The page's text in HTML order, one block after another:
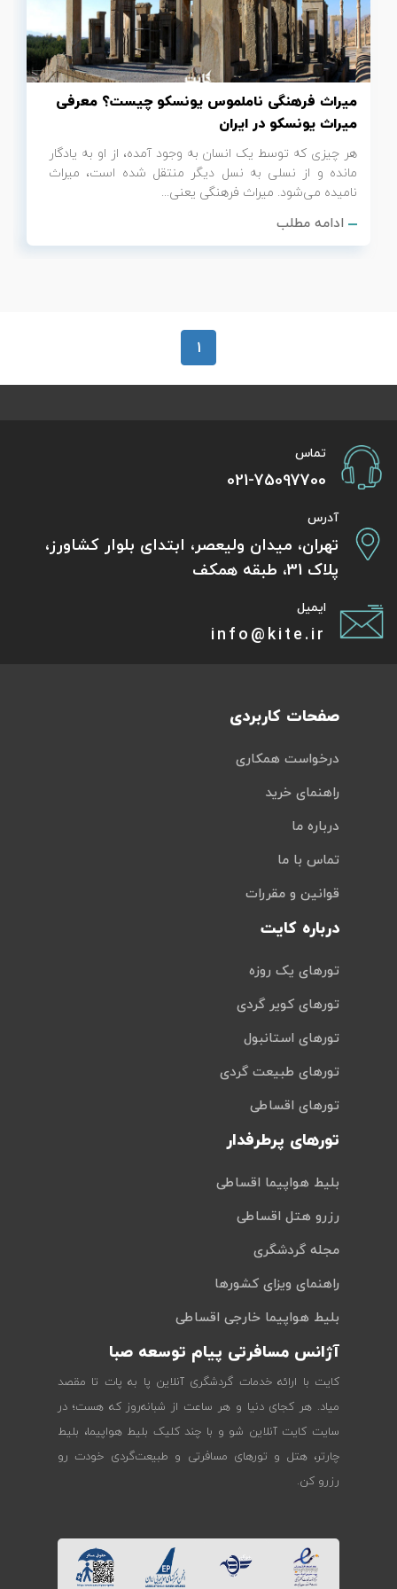
میراث فرهنگی ناملموس یونسکو چیست؟ معرفی
میراث یونسکو در ایران
هر چیزی که توسط یک انسان به وجود آمده، از او به یادگار
مانده و از نسلی به نسل دیگر منتقل شده است، میراث
نامیده می‌شود. میراث فرهنگی یعنی...
ادامه مطلب
1
تماس
021-75097700
آدرس
تهران، میدان ولیعصر، ابتدای بلوار کشاورز،
پلاک 31، طبقه همکف
ایمیل
info@kite.ir
صفحات کاربردی
درخواست همکاری
راهنمای خرید
درباره ما
تماس با ما
قوانین و مقررات
درباره کایت
تورهای یک روزه
تورهای کویر گردی
تورهای استانبول
تورهای طبیعت گردی
تورهای اقساطی
تورهای پرطرفدار
بلیط هواپیما اقساطی
رزرو هتل اقساطی
مجله گردشگری
راهنمای ویزای کشورها
بلیط هواپیما خارجی اقساطی
آژانس مسافرتی پیام توسعه صبا
کایت با ارائه خدمات گردشگری آنلاین پا به پات تا مقصد
میاد. هر کجای دنیا و هر ساعت از شبانه‌روز که هست؛ در
سایت کایت آنلاین شو و با چند کلیک بلیط هواپیما، بلیط
چارتر، هتل و تورهای مسافرتی و طبیعت‌گردی خودت رو
رزرو کن.
تور سوباتان
تور چابهار
تور مرداب هسل
تور کاشان